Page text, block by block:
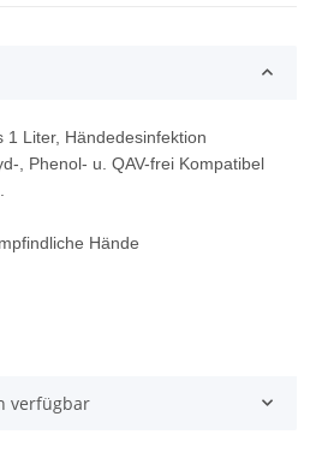
1 Liter, Händedesinfektion
, Phenol- u. QAV-frei Kompatibel
Hände
verfügbar